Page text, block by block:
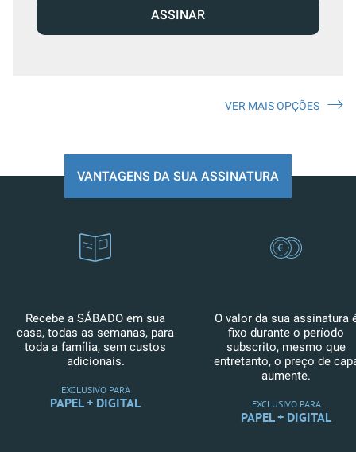
ASSINAR
VER MAIS OPÇÕES
VANTAGENS DA SUA ASSINATURA
Recebe a SÁBADO em sua
casa, todas as semanas, para
toda a família, sem custos
adicionais.
EXCLUSIVO PARA
PAPEL + DIGITAL
O valor da sua assinatura
fixo durante o período
subscrito, mesmo que
entretanto, o preço de
aumente.
EXCLUSIVO PARA
PAPEL + DIGITAL